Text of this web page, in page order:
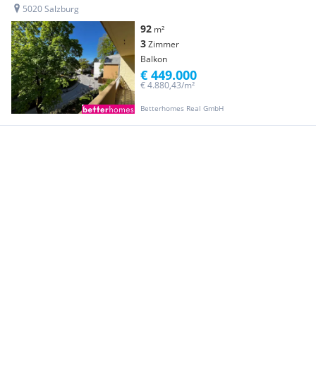
5020 Salzburg
92 m²
3Zimmer
Balkon
Betterhomes Real GmbH
€ 4.880,43/m²
€ 449.000